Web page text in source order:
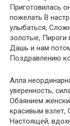
Приготовилась
пожелать В
улыбаться,
золотые, Пироги
Дашь и нам
Поздравлению
Алла
уверенность,
Обаянием
красивым взлет,
Настоящей,